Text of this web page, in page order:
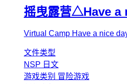
摇曳露营△Have a
Virtual Camp Have a nice
文件类型
NSP 日文
游戏类别 冒险游戏